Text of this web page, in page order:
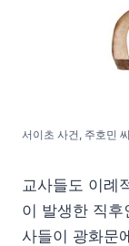
서이초 사건, 주호민
교사들도 이례
이 발생한 직
사들이 광화문